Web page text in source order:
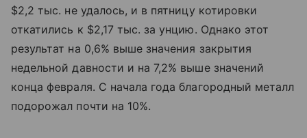
$2,2 тыс. не удалось, и в пятницу котировки
откатились к $2,17 тыс. за унцию. Однако этот
результат на 0,6% выше значения закрытия
недельной давности и на 7,2% выше значений
конца февраля. С начала года благородный металл
подорожал почти на 10%.